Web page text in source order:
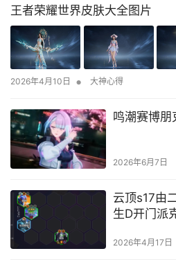
王者荣耀世界皮肤大全图片
2026年4月10日 • 大神心得
鸣潮赛博朋
2026年6月7日
云顶s17由
生D开门派
2026年4月17日